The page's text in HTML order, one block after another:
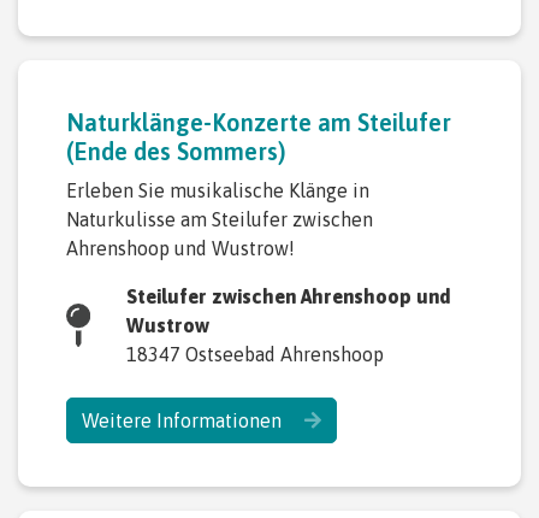
Naturklänge-Konzerte am Steilufer
(Ende des Sommers)
Erleben Sie musikalische Klänge in
Naturkulisse am Steilufer zwischen
Ahrenshoop und Wustrow!
Steilufer zwischen Ahrenshoop und
Wustrow
18347 Ostseebad Ahrenshoop
Weitere Informationen